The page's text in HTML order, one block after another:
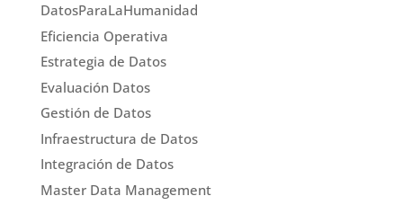
DatosParaLaHumanidad
Eficiencia Operativa
Estrategia de Datos
Evaluación Datos
Gestión de Datos
Infraestructura de Datos
Integración de Datos
Master Data Management